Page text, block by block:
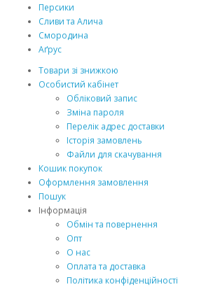
Персики
Сливи та Алича
Смородина
Аґрус
Товари зі знижкою
Особистий кабінет
Обліковий запис
Зміна пароля
Перелік адрес доставки
Історія замовлень
Файли для скачування
Кошик покупок
Оформлення замовлення
Пошук
Інформація
Обмін та повернення
Опт
О нас
Оплата та доставка
Політика конфіденційності